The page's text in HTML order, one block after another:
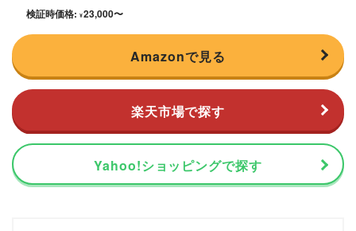
検証時価格: ¥23,000〜
Amazonで見る
楽天市場で探す
Yahoo!ショッピングで探す